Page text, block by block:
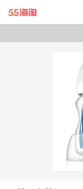
带你去官网买正品